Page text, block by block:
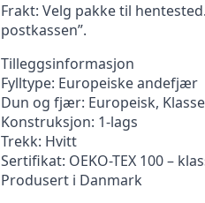
Frakt: Velg pakke til
postkassen”.
Tilleggsinformasjon
Fylltype: Europeiske andefjær
Dun og fjær: Europeisk, Klasse
Konstruksjon: 1-lags
Trekk: Hvitt
Sertifikat: OEKO-TEX 100 –
Produsert i Danmark